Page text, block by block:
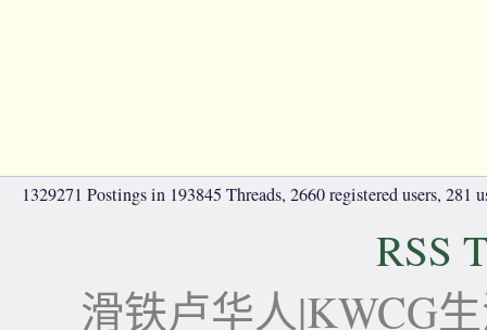
1329271 Postings in 193845 Threads, 2660 registered users, 281
RSS
滑铁卢华人|KWCG